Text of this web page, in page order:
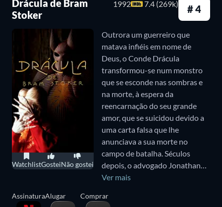
Nosferatu (2024)
, uma nova adaptação do clássico filme de
terror dirigido por Robert Eggers, é uma história
gótica que se passa na Alemanha do século XIX. O
sinistro Conde Orlok, um vampiro interpretado por
Bill Skarsgård, procura uma nova moradia e
contrata o corretor de imóveis Thomas Hutter
(Nicholas Hoult) para facilitar a transação. Thomas
viaja para as montanhas da Transilvânia, ignorando
os avisos sobre o perigo que o aguarda. Enquanto
isso, Ellen (Lily-Rose Depp) é atormentada por
Thomas encontrará no castelo em ruínas nos
WatchlistGosteiNão gostei
Drácula de Bram
Stoker
1992 7.4 (269k) # 4
Outrora um guerreiro que
matava infiéis em nome de
Deus, o Conde Drácula
transformou-se num monstro
que se esconde nas sombras e
na morte, à espera da
reencarnação do seu grande
amor, que se suicidou devido a
uma carta falsa que lhe
anunciava a sua morte no
campo de batalha. Séculos
depois, o advogado Jonathan
Harker viaja até à Transilvânia
a compra de uns terrenos em
Ver mais
AssinaturaAlugar Comprar